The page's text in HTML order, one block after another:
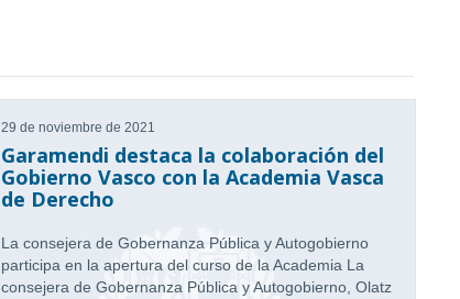
29 de noviembre de 2021
Garamendi destaca la colaboración del
Gobierno Vasco con la Academia Vasca
de Derecho
La consejera de Gobernanza Pública y Autogobierno
participa en la apertura del curso de la Academia La
consejera de Gobernanza Pública y Autogobierno, Olatz